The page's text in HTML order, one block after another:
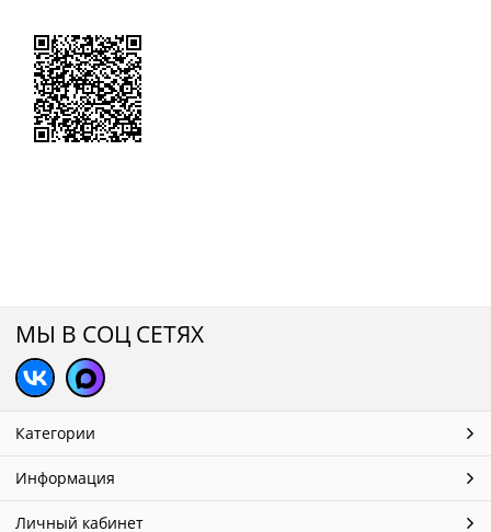
МЫ В СОЦ СЕТЯХ
Категории
Информация
Личный кабинет